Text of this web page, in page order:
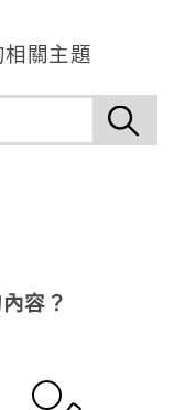
關主題
容？